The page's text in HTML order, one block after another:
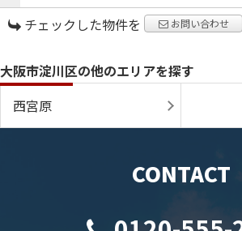
チェックした物件を お問い合わせ
大阪市淀川区の他のエリアを探す
西宮原
CONTACT